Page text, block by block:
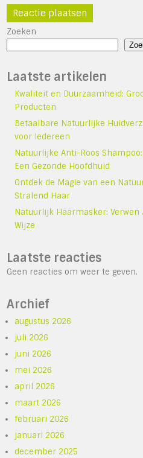
Zoeken
Laatste artikelen
Kwaliteit en Duurzaamheid:
Producten
Betaalbare Natuurlijke
voor Iedereen
Natuurlijke Anti-Roos
Een Gezonde Hoofdhuid
Ontdek de Magie van een
Stralend Haar
Natuurlijk Haarmasker:
Wijze
Laatste reacties
Geen reacties om weer te geven.
Archief
augustus 2026
juli 2026
juni 2026
mei 2026
april 2026
maart 2026
februari 2026
januari 2026
december 2025